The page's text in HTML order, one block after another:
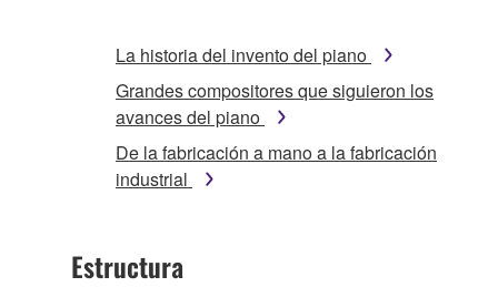
La historia del invento del piano
Grandes compositores que siguieron los
avances del piano
De la fabricación a mano a la fabricación
industrial
Estructura